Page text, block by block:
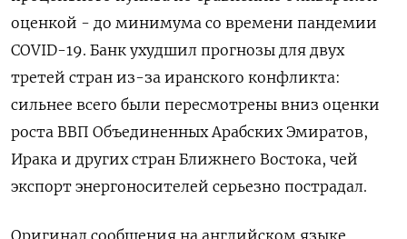
оценкой - до ​минимума со времени пандемии
COVID-19. Банк ухудшил прогнозы для двух
третей стран из-за иранского конфликта:
сильнее всего были пересмотрены вниз оценки
роста ​ВВП Объединенных Арабских ⁠Эмиратов,
Ирака и других стран Ближнего Востока, ‌чей
экспорт энергоносителей серьезно ‌пострадал.
Оригинал сообщения на английском языке ​